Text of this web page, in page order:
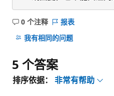
0 个注释
无
注
报表
我有相同的问题
5 个答案
排序依据： 非常有帮助